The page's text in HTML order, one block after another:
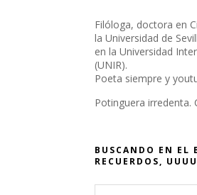
Filóloga, doctora en
la Universidad de
en la Universidad
(UNIR).
Poeta siempre y
Potinguera irredenta.
BUSCANDO EN EL
RECUERDOS,